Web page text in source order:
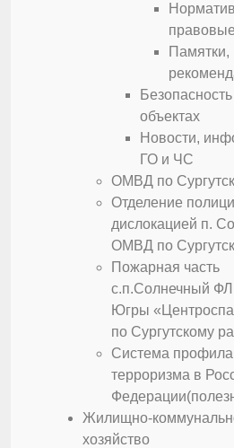
Памятки,
объектах
Новости,
ГО и ЧС
ОМВД по
Отделение
дислокацией п.
ОМВД по
Пожарная часть
с.п.Солнечный
Югры
по Сургутскому
Система
терроризма в
Жилищно-
хозяйство